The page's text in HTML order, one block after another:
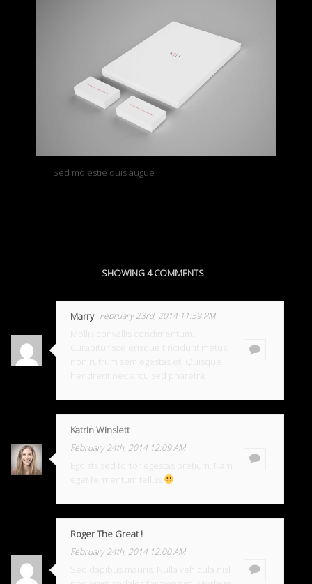
Sed molestie quis augue
SHOWING 4 COMMENTS
Marry February 23rd, 2014 11:59 PM
Mollis convallis condimentum.
Curabitur scelerisque tincidunt metus,
non rutrum sem egestas et. Quisque
Katrin Winslett
February 24th, 2014 12:09 AM
Egoists sed tortor egestas pretium. Nam
eget fermentum tellus
Roger The Great !
February 24th, 2014 12:00 AM
Sed dapibus mauris. Nulla vehicula nisl